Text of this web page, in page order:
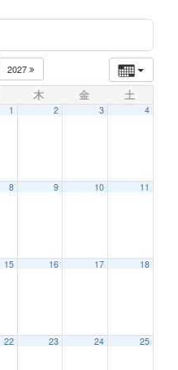
2027
木 金 土
1 2 3 4
8 9 10 11
15 16 17 18
22 23 24 25